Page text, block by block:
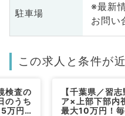
駐車場
※最新
お問い
この求人と条件が
検査の
のうち
万円
【千葉県／習
ア×上部下部内
最大10万円！